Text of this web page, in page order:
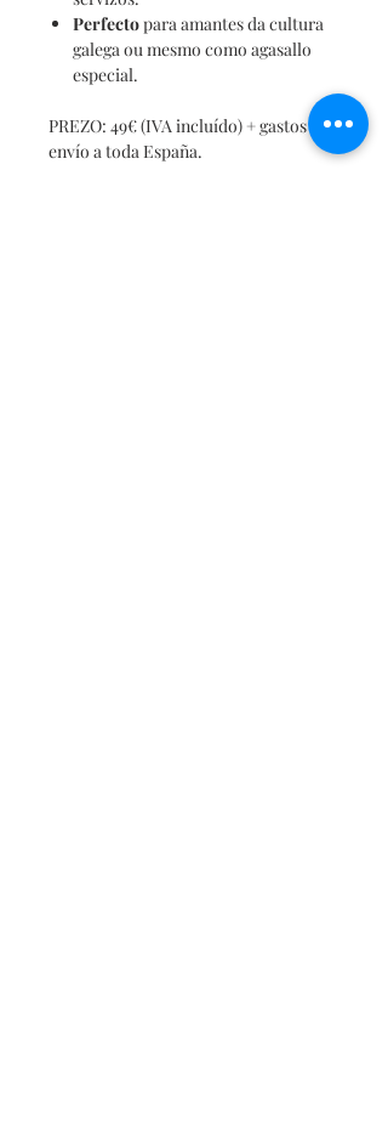
Perfectopara amantes da cultura
galega ou mesmo como agasallo
especial.
PREZO: 49€ (IVA incluído) + gastos de
envío a toda España.